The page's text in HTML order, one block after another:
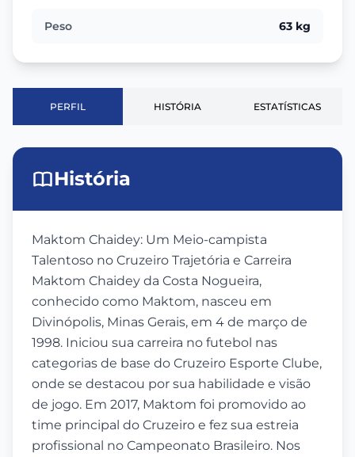
Peso 63 kg
PERFIL HISTÓRIA ESTATÍSTICAS
História
Maktom Chaidey: Um Meio-campista
Talentoso no Cruzeiro Trajetória e Carreira
Maktom Chaidey da Costa Nogueira,
conhecido como Maktom, nasceu em
Divinópolis, Minas Gerais, em 4 de março de
1998. Iniciou sua carreira no futebol nas
categorias de base do Cruzeiro Esporte Clube,
onde se destacou por sua habilidade e visão
de jogo. Em 2017, Maktom foi promovido ao
time principal do Cruzeiro e fez sua estreia
profissional no Campeonato Brasileiro. Nos